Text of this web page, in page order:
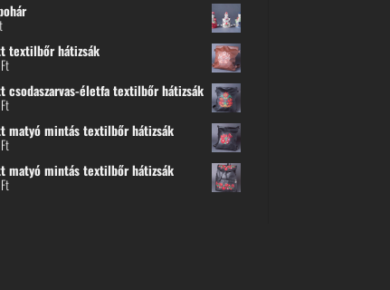
textilbőr hátizsák
Ft
csodaszarvas-életfa textilbőr hátizsák
Ft
matyó mintás textilbőr hátizsák
Ft
matyó mintás textilbőr hátizsák
Ft